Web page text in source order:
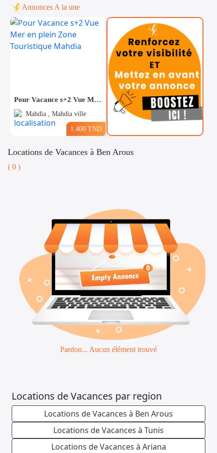
Annonces A la une
Pour Vacance s+2 Vue Mer en plein Zone Touristique Mahdia
Mahdia , Mahdia ville
1.400 TND
Locations de Vacances à Ben Arous
( 0 )
Pardon... Aucun élément trouvé
Locations de Vacances par region
Locations de Vacances à Ben Arous
Locations de Vacances à Tunis
Locations de Vacances à Ariana